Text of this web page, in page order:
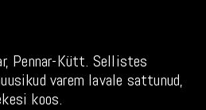
Pennar-Kütt. Sellistes
varem lavale sattunud,
koos.